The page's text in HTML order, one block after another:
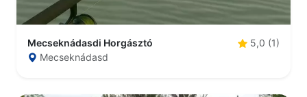
Mecseknádasdi Horgásztó
5,0 (1)
Mecseknádasd